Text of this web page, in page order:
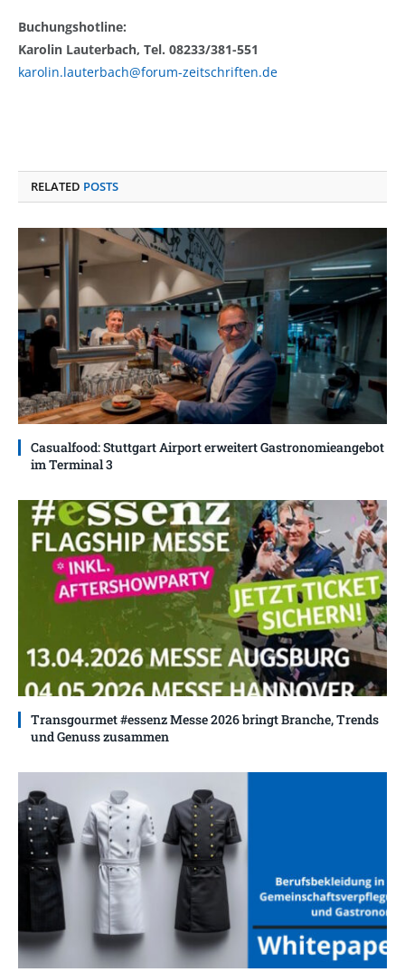
Buchungshotline:
Karolin Lauterbach, Tel. 08233/381-551
karolin.lauterbach@forum-zeitschriften.de
RELATED POSTS
Casualfood: Stuttgart Airport erweitert Gastronomieangebot
im Terminal 3
Transgourmet #essenz Messe 2026 bringt Branche, Trends
und Genuss zusammen